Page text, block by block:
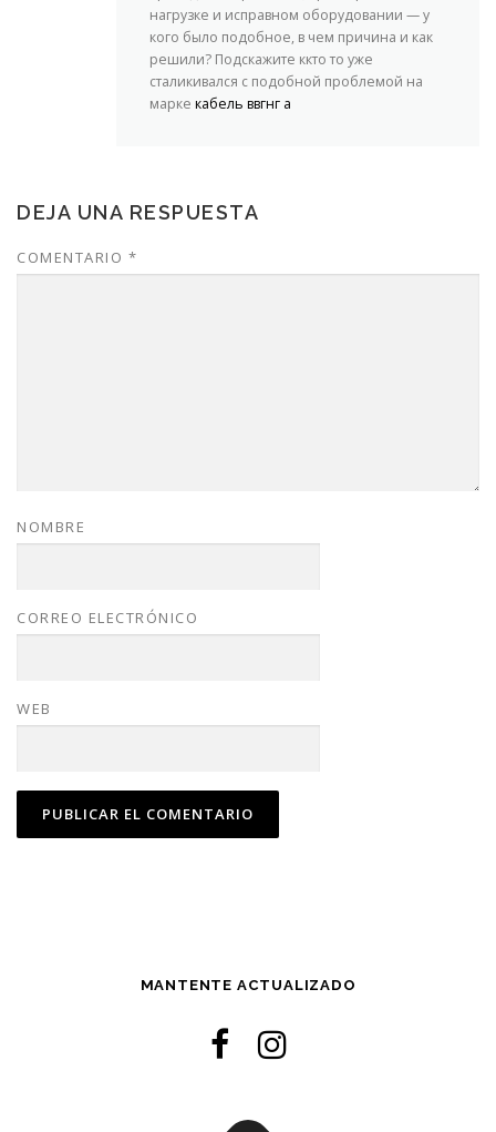
нагрузке и исправном оборудовании — у
кого было подобное, в чем причина и как
решили? Подскажите ккто то уже
сталикивался с подобной проблемой на
марке кабель ввгнг а
DEJA UNA RESPUESTA
COMENTARIO *
NOMBRE
CORREO ELECTRÓNICO
WEB
MANTENTE ACTUALIZADO